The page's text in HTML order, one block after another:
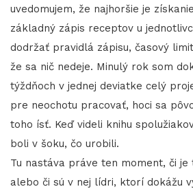
uvedomujem, že najhoršie je
základný zápis receptov u
dodržať pravidlá zápisu, časový
že sa nič nedeje. Minulý rok som
týždňoch v jednej deviatke celý
pre neochotu pracovať, hoci sa
toho ísť. Keď videli knihu
boli v šoku, čo urobili.
Tu nastáva práve ten moment, či
alebo či sú v nej lídri, ktorí dokážu